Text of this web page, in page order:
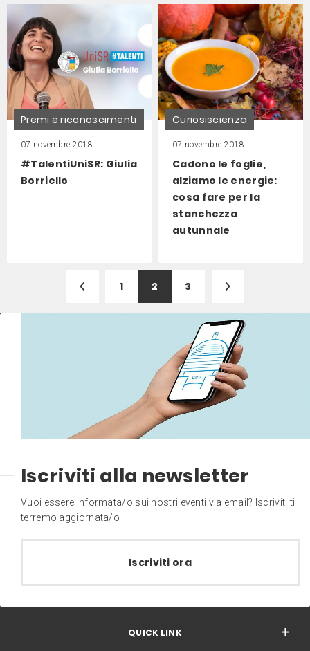
Premi e riconoscimenti
07 novembre 2018
#TalentiUniSR: Giulia
Borriello
Curiosiscienza
07 novembre 2018
Cadono le foglie,
alziamo le energie:
cosa fare per la
stanchezza
autunnale
1 2 3
Iscriviti alla newsletter
Vuoi essere informata/o sui nostri eventi via email? Iscriviti ti
terremo aggiornata/o
Iscriviti ora
QUICK LINK